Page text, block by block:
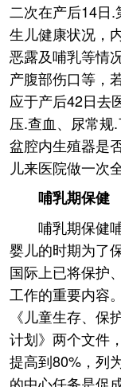
二次在产后14日
生儿健康状况，
恶露及哺乳等情
产腹部伤口等，
应于产后42日去
压.查血、尿常规
盆腔内生殖器是
儿来医院做一次
哺乳期保健
哺乳期保健
婴儿的时期为了
国际上已将保护
工作的重要内容
《儿童生存、保
计划》两个文件
提高到80%，列